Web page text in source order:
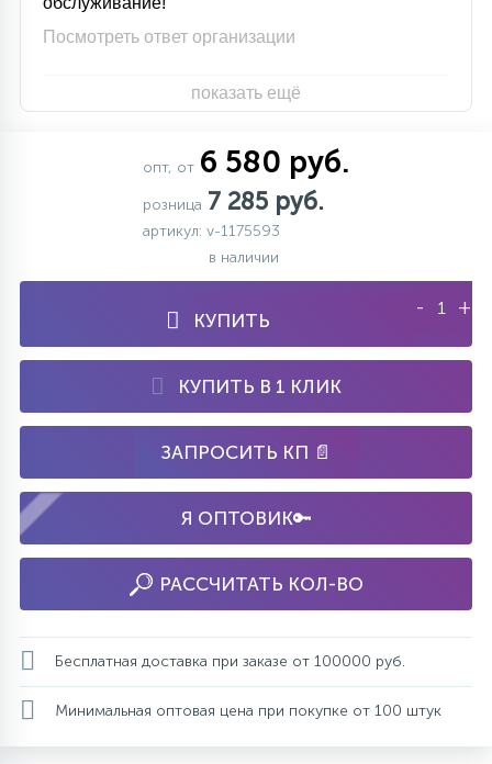
Посмотреть ответ организации
показать ещё
опт, от 6 580 руб.
розница 7 285 руб.
артикул: v-1175593
в наличии
КУПИТЬ
- +
КУПИТЬ В 1 КЛИК
ЗАПРОСИТЬ КП 📄
Я ОПТОВИК🔑
РАССЧИТАТЬ КОЛ-ВО
Бесплатная доставка при заказе от 100000 руб.
Минимальная оптовая цена при покупке от 100 штук